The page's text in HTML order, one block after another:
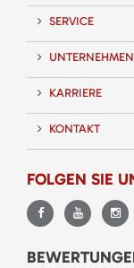
SERVICE
UNTERNEHMEN
KARRIERE
KONTAKT
FOLGEN SIE